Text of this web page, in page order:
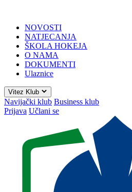
NOVOSTI
NATJECANJA
ŠKOLA HOKEJA
O NAMA
DOKUMENTI
Ulaznice
Vitez Klub
Navijački klub Business klub
Prijava Učlani se